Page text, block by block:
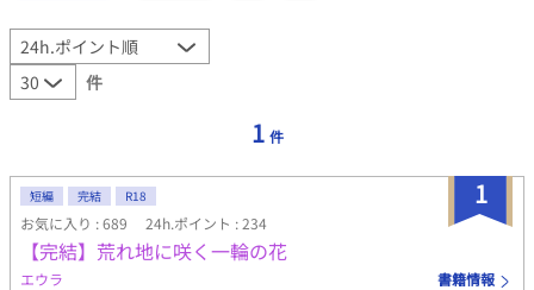
件
1 件
1
短編 完結 R18
お気に入り : 689 24h.ポイント : 234
【完結】荒れ地に咲く一輪の花
エウラ 書籍情報